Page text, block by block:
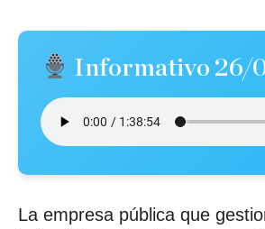
Informativo 26/
La empresa pública que